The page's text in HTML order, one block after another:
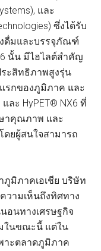
และ
ซึ่งได้รับ
งดื่มและบรรจุภัณฑ์
นั้น มีไฮไลต์สำคัญ
ะสิทธิภาพสูงรุ่น
แรกของภูมิภาค และ
ละ HyPET® NX6 ที่
าคุณภาพ และ
ดยผู้สนใจสามารถ
ภูมิภาคเอเชีย บริษัท
ความเห็นถึงทิศทาง
อนทางเศรษฐกิจ
ในขณะนี้ แต่ใน
าะตลาดภูมิภาค